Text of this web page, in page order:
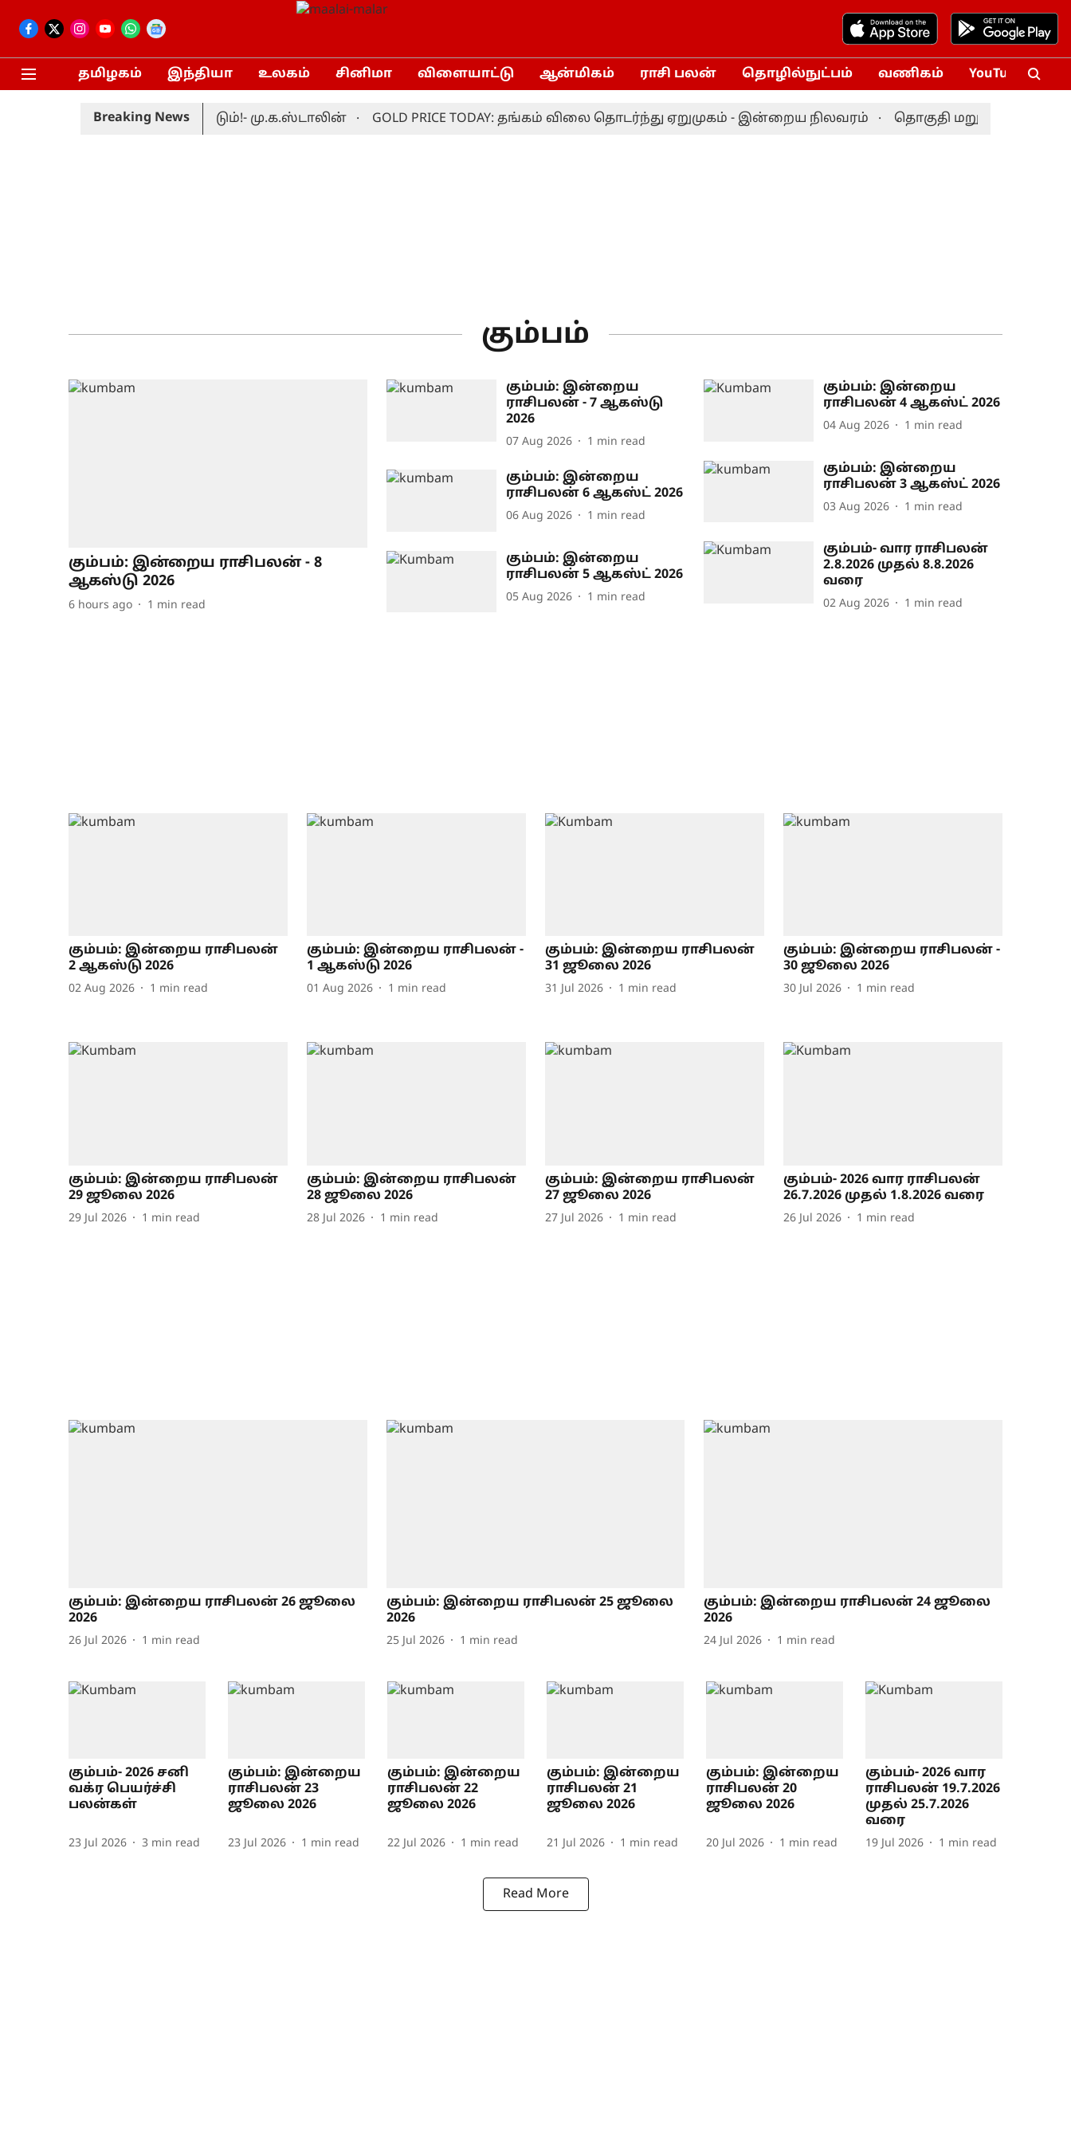
தமிழகம் இந்தியா உலகம் சினிமா விளையாட்டு ஆன்மிகம் ராசி பலன் தொழில்நுட்பம் வணிகம் YouTube
Breaking News
திரும்பப் பெற வேண்டும்!- மு.க.ஸ்டாலின் GOLD PRICE TODAY: தங்கம் விலை தொடர்ந்து ஏறுமுகம் - இன்றைய நிலவரம் தொகுதி மறுவரையறை
கும்பம்
கும்பம்: இன்றைய ராசிபலன் - 8
ஆகஸ்டு 2026
6 hours ago 1 min read
கும்பம்: இன்றைய
ராசிபலன் - 7 ஆகஸ்டு
2026
07 Aug 2026 1 min read
கும்பம்: இன்றைய
ராசிபலன் 6 ஆகஸ்ட் 2026
06 Aug 2026 1 min read
கும்பம்: இன்றைய
ராசிபலன் 5 ஆகஸ்ட் 2026
05 Aug 2026 1 min read
கும்பம்: இன்றைய
ராசிபலன் 4 ஆகஸ்ட் 2026
04 Aug 2026 1 min read
கும்பம்: இன்றைய
ராசிபலன் 3 ஆகஸ்ட் 2026
03 Aug 2026 1 min read
கும்பம்- வார ராசிபலன்
2.8.2026 முதல் 8.8.2026
வரை
02 Aug 2026 1 min read
கும்பம்: இன்றைய ராசிபலன்
2 ஆகஸ்டு 2026
02 Aug 2026 1 min read
கும்பம்: இன்றைய ராசிபலன் -
1 ஆகஸ்டு 2026
01 Aug 2026 1 min read
கும்பம்: இன்றைய ராசிபலன்
31 ஜூலை 2026
31 Jul 2026 1 min read
கும்பம்: இன்றைய ராசிபலன் -
30 ஜூலை 2026
30 Jul 2026 1 min read
கும்பம்: இன்றைய ராசிபலன்
29 ஜூலை 2026
29 Jul 2026 1 min read
கும்பம்: இன்றைய ராசிபலன்
28 ஜூலை 2026
28 Jul 2026 1 min read
கும்பம்: இன்றைய ராசிபலன்
27 ஜூலை 2026
27 Jul 2026 1 min read
கும்பம்- 2026 வார ராசிபலன்
26.7.2026 முதல் 1.8.2026 வரை
26 Jul 2026 1 min read
கும்பம்: இன்றைய ராசிபலன் 26 ஜூலை
2026
26 Jul 2026 1 min read
கும்பம்: இன்றைய ராசிபலன் 25 ஜூலை
2026
25 Jul 2026 1 min read
கும்பம்: இன்றைய ராசிபலன் 24 ஜூலை
2026
24 Jul 2026 1 min read
கும்பம்- 2026 சனி
வக்ர பெயர்ச்சி
பலன்கள்
23 Jul 2026 3 min read
கும்பம்: இன்றைய
ராசிபலன் 23
ஜூலை 2026
23 Jul 2026 1 min read
கும்பம்: இன்றைய
ராசிபலன் 22
ஜூலை 2026
22 Jul 2026 1 min read
கும்பம்: இன்றைய
ராசிபலன் 21
ஜூலை 2026
21 Jul 2026 1 min read
கும்பம்: இன்றைய
ராசிபலன் 20
ஜூலை 2026
20 Jul 2026 1 min read
கும்பம்- 2026 வார
ராசிபலன் 19.7.2026
முதல் 25.7.2026
வரை
19 Jul 2026 1 min read
Read More